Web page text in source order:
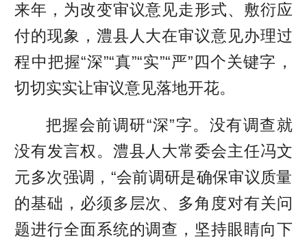
来年，为改变审议意见走形式、敷衍应
付的现象，澧县人大在审议意见办理过
程中把握“深”“真”“实”“严”四个关键字，
切切实实让审议意见落地开花。
把握会前调研“深”字。没有调查就
没有发言权。澧县人大常委会主任冯文
元多次强调，“会前调研是确保审议质量
的基础，必须多层次、多角度对有关问
题进行全面系统的调查，坚持眼睛向下